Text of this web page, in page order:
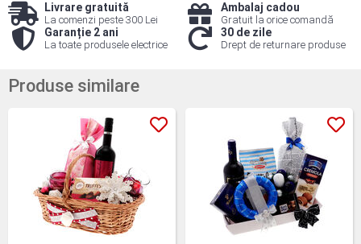
Livrare gratuită
La comenzi peste 300 Lei
Ambalaj cadou
Gratuit la orice comandă
Garanție 2 ani
La toate produsele electrice
30 de zile
Drept de returnare produse
Produse similare